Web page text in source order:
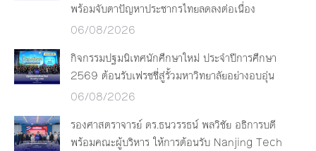
พร้อมจับตาปัญหาประชากรไทยลดลงต่อเนื่อง
06/08/2026
กิจกรรมปฐมนิเทศนักศึกษาใหม่ ประจำปีการศึกษา
2569 ต้อนรับเฟรชชี่สู่รั้วมหาวิทยาลัยอย่างอบอุ่น
06/08/2026
รองศาสตราจารย์ ดร.ธนวรรธน์ พลวิชัย อธิการบดี
พร้อมคณะผู้บริหาร ให้การต้อนรับ Nanjing Tech